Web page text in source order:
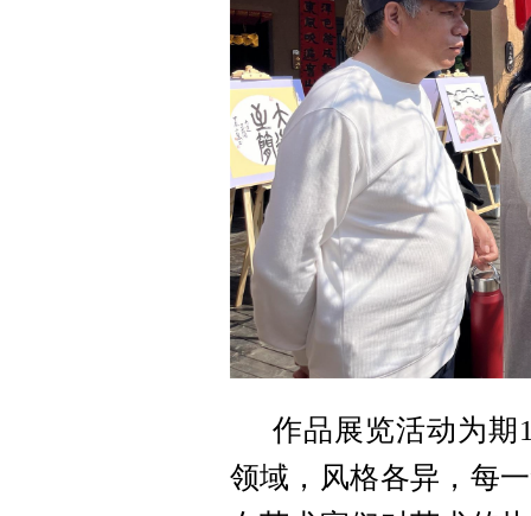
作品展览活动为期
领域，风格各异，每